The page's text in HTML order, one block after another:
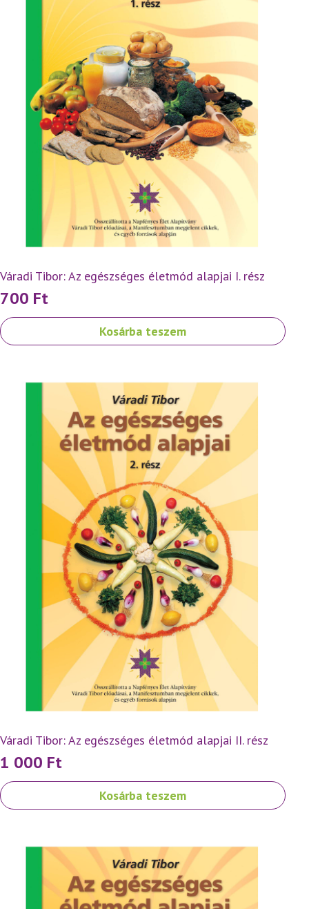
Váradi Tibor: Az egészséges életmód alapjai I. rész
700 Ft
Kosárba teszem
Váradi Tibor: Az egészséges életmód alapjai II. rész
1 000 Ft
Kosárba teszem